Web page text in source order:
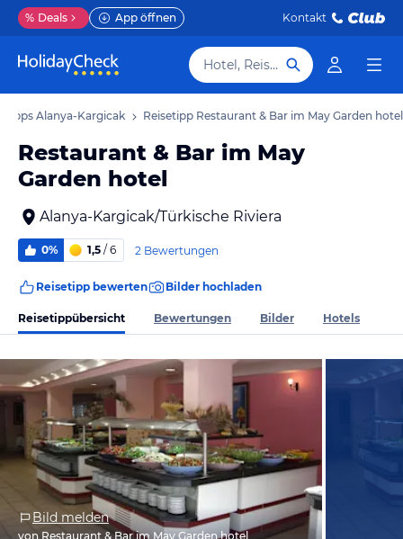
% Deals App öffnen Kontakt
Hotel, Reiseziel
Alanya-Kargicak Reisetipp Restaurant & Bar im May Garden hotel
Restaurant & Bar im May
Garden hotel
Alanya-Kargicak/Türkische Riviera
0% 1,5 / 6 2 Bewertungen
Reisetipp bewerten Bilder hochladen
Reisetippübersicht Bewertungen Bilder Hotels
Bild melden
von Restaurant & Bar im May Garden hotel